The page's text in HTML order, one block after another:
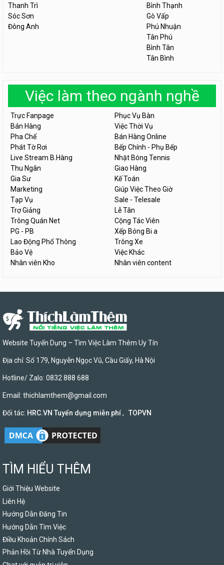
Thanh Trì
Sóc Sơn
Đông Anh
Bình Thạnh
Gò Vấp
Phú Nhuận
Tân Phú
Bình Tân
Tân Bình
Việc làm theo ngành nghề
Trực Fanpage
Phục Vụ Bàn
Bán Hàng
Việc Thời Vụ
Pha Chế
Bán Hàng Online
Phát Tờ Rơi
Bếp Chính - Phụ Bếp
Live Stream B.Hàng
Nhặt Bóng Tennis
Thu Ngân
Giao Hàng
Gia Sư
Kế Toán
Marketing
Giúp Việc Theo Giờ
Tạp Vụ
Sale - Telesale
Trợ Giảng
Lễ Tân
Trông Quán Net
Cộng Tác Viên
PG - PB
Xếp Bóng Bi a
Lao Động Phổ Thông
Trông Xe
Bảo Vệ
Việc Khác
Nhân viên Kho
Nhân viên content
Website Tuyển Dụng – Tìm Việc Làm Thêm Uy Tín
Địa chỉ: Số 179, Nguyễn Ngọc Vũ, Cầu Giấy, Hà Nội
Hotline/ Zalo: 0832 888 688
Email: thichlamthem@gmail.com
Đối tác: HRC.VN Tuyển dụng miễn phí, TOPVN
TÌM HIỂU THÊM
Giới Thiệu Website
Liên Hệ
Hướng Dẫn Đăng Tin
Hướng Dẫn Tìm Việc
Điều Khoản Chính Sách
Phản Hồi Từ Nhà Tuyển Dụng